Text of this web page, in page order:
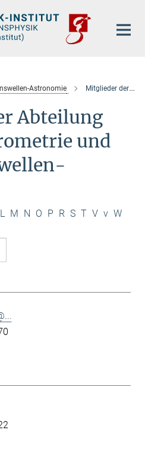
Astronomie Mitglieder der Abteilung
Abteilung
und
L M N O P R S T V v W